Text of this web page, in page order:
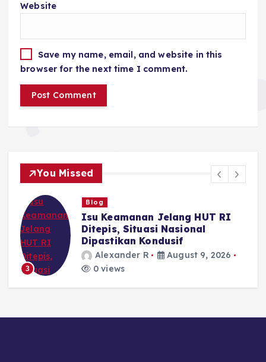
Website
Save my name, email, and website in this
browser for the next time I comment.
You Missed
3
Blog
Isu Keamanan Jelang HUT RI
Ditepis, Situasi Nasional
Dipastikan Kondusif
Alexander R
August 9, 2026
0 views